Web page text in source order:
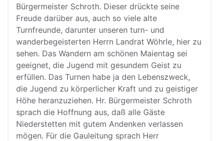
Bürgermeister Schroth. Dieser drückte seine
Freude darüber aus, auch so viele alte
Turnfreunde, darunter unseren turn- und
wanderbegeisterten Herrn Landrat Wöhrle, hier zu
sehen. Das Wandern am schönen Maientag sei
geeignet, die Jugend mit gesundem Geist zu
erfüllen. Das Turnen habe ja den Lebenszweck,
die Jugend zu körperlicher Kraft und zu geistiger
Höhe heranzuziehen. Hr. Bürgermeister Schroth
sprach die Hoffnung aus, daß alle Gäste
Niederstetten mit gutem Andenken verlassen
mögen. Für die Gauleitung sprach Herr